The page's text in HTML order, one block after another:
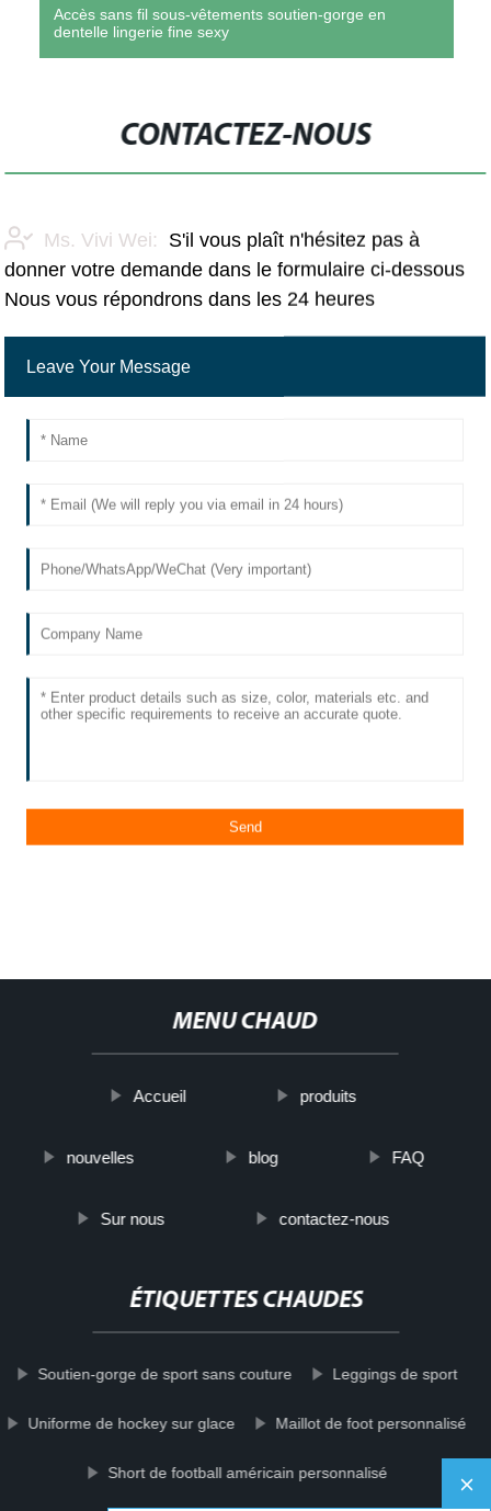
Accès sans fil sous-vêtements soutien-gorge en
dentelle lingerie fine sexy
CONTACTEZ-NOUS
Ms. Vivi Wei:
S'il vous plaît n'hésitez pas à
donner votre demande dans le formulaire ci-dessous
Nous vous répondrons dans les 24 heures
MENU CHAUD
Accueil produits
nouvelles blog FAQ
Sur nous contactez-nous
ÉTIQUETTES CHAUDES
Soutien-gorge de sport sans couture Leggings de sport
Uniforme de hockey sur glace Maillot de foot personnalisé
Short de football américain personnalisé